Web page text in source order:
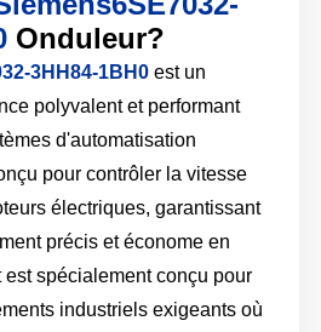
Onduleur?
3HH84-1BH0est un
polyvalent et performant
d'automatisation
pour contrôler la vitesse
électriques, garantissant
précis et économe en
spécialement conçu pour
industriels exigeants où